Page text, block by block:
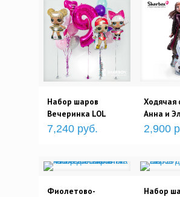
Набор шаров
Вечеринка LOL
7,240 руб.
Ходячая
Анна и
2,900
Фиолетово-
Набор